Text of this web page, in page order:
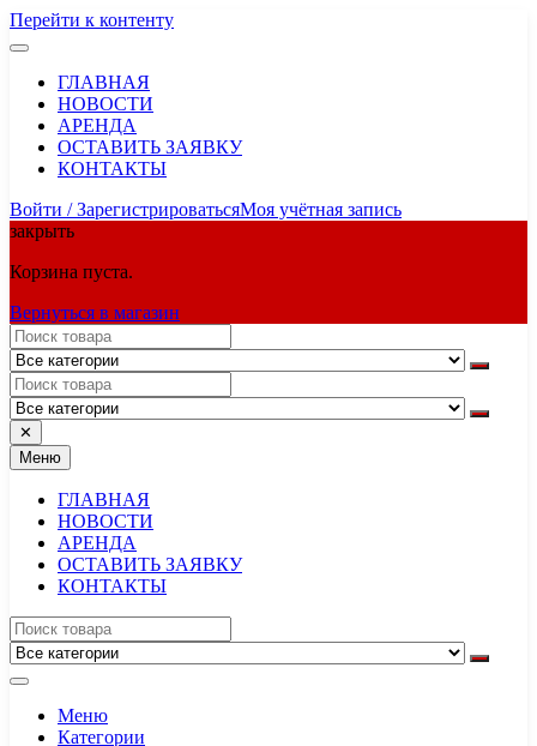
Перейти к контенту
ГЛАВНАЯ
НОВОСТИ
АРЕНДА
ОСТАВИТЬ ЗАЯВКУ
КОНТАКТЫ
Войти / ЗарегистрироватьсяМоя учётная запись
закрыть
Корзина пуста.
Вернуться в магазин
✕
Меню
ГЛАВНАЯ
НОВОСТИ
АРЕНДА
ОСТАВИТЬ ЗАЯВКУ
КОНТАКТЫ
Меню
Категории